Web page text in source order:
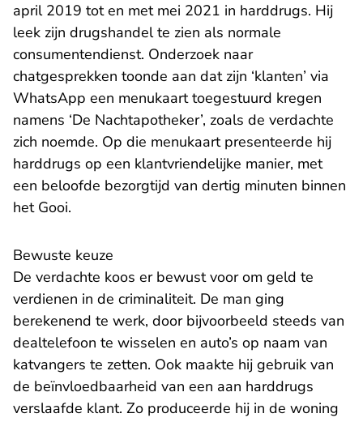
april 2019 tot en met mei 2021 in harddrugs. Hij
leek zijn drugshandel te zien als normale
consumentendienst. Onderzoek naar
chatgesprekken toonde aan dat zijn ‘klanten’ via
WhatsApp een menukaart toegestuurd kregen
namens ‘De Nachtapotheker’, zoals de verdachte
zich noemde. Op die menukaart presenteerde hij
harddrugs op een klantvriendelijke manier, met
een beloofde bezorgtijd van dertig minuten binnen
het Gooi.
Bewuste keuze
De verdachte koos er bewust voor om geld te
verdienen in de criminaliteit. De man ging
berekenend te werk, door bijvoorbeeld steeds van
dealtelefoon te wisselen en auto’s op naam van
katvangers te zetten. Ook maakte hij gebruik van
de beïnvloedbaarheid van een aan harddrugs
verslaafde klant. Zo produceerde hij in de woning